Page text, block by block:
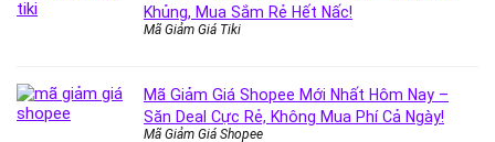
Khủng, Mua Sắm Rẻ Hết Nấc!
Mã Giảm Giá Tiki
Mã Giảm Giá Shopee Mới Nhất Hôm Nay –
Săn Deal Cực Rẻ, Không Mua Phí Cả Ngày!
Mã Giảm Giá Shopee